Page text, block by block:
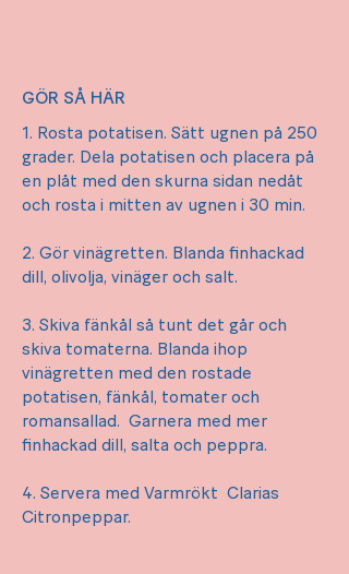
GÖR SÅ HÄR
1. Rosta potatisen. Sätt ugnen på 250
grader. Dela potatisen och placera på
en plåt med den skurna sidan nedåt
och rosta i mitten av ugnen i 30 min.
2. Gör vinägretten. Blanda finhackad
dill, olivolja, vinäger och salt.
3. Skiva fänkål så tunt det går och
skiva tomaterna. Blanda ihop
vinägretten med den rostade
potatisen, fänkål, tomater och
romansallad. Garnera med mer
finhackad dill, salta och peppra.
4. Servera med Varmrökt Clarias
Citronpeppar.